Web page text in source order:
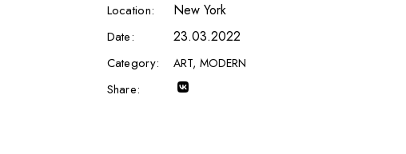
Location: New York
Date: 23.03.2022
Category: ART MODERN
Share: